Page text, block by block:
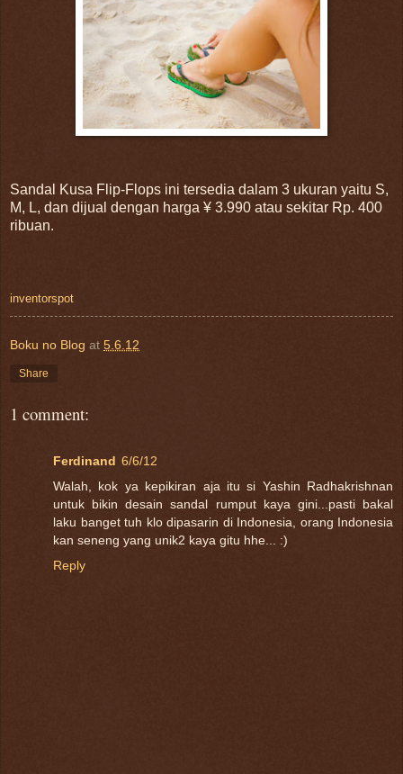
Sandal Kusa Flip-Flops ini tersedia dalam 3 ukuran yaitu S,
M, L, dan dijual dengan harga ¥ 3.990 atau sekitar Rp. 400
ribuan.
inventorspot
Boku no Blog at 5.6.12
Share
1 comment:
Ferdinand 6/6/12
Walah, kok ya kepikiran aja itu si Yashin Radhakrishnan
untuk bikin desain sandal rumput kaya gini...pasti bakal
laku banget tuh klo dipasarin di Indonesia, orang Indonesia
kan seneng yang unik2 kaya gitu hhe... :)
Reply